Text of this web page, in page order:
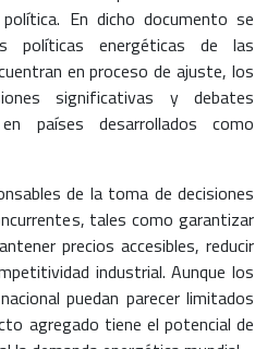
En dicho documento se
políticas energéticas de las
en proceso de ajuste, los
significativas y debates
países desarrollados como
de la toma de decisiones
tales como garantizar
precios accesibles, reducir
industrial. Aunque los
puedan parecer limitados
agregado tiene el potencial de